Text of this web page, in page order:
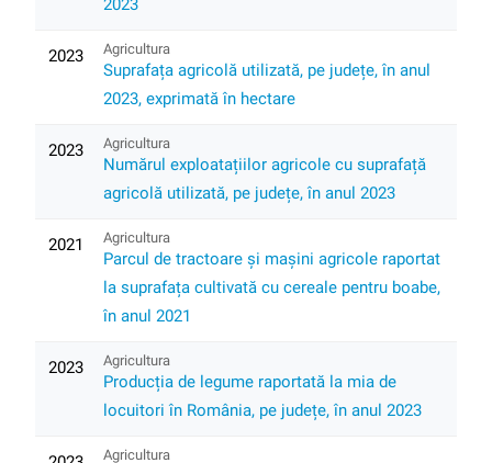
2023
2023 Agricultura
Suprafața agricolă utilizată, pe județe, în anul
2023, exprimată în hectare
2023 Agricultura
Numărul exploatațiilor agricole cu suprafață
agricolă utilizată, pe județe, în anul 2023
2021 Agricultura
Parcul de tractoare și mașini agricole raportat
la suprafața cultivată cu cereale pentru boabe,
în anul 2021
2023 Agricultura
Producția de legume raportată la mia de
locuitori în România, pe județe, în anul 2023
Agricultura